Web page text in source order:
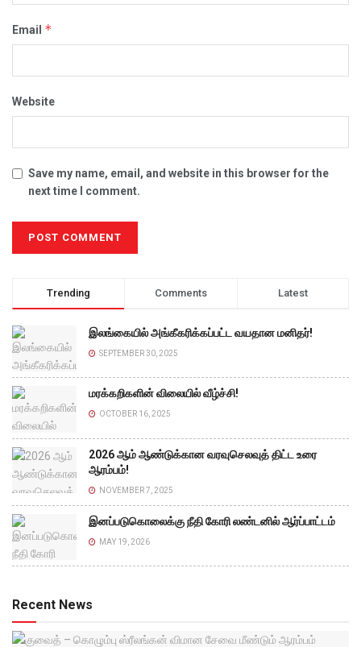
Email *
Website
Save my name, email, and website in this browser for the
next time I comment.
Trending Comments Latest
இலங்கையில் அங்கீகரிக்கப்பட்ட வயதான மனிதர்!
SEPTEMBER 30, 2025
மரக்கறிகளின் விலையில் வீழ்ச்சி!
OCTOBER 16, 2025
2026 ஆம் ஆண்டுக்கான வரவுசெலவுத் திட்ட உரை
ஆரம்பம்!
NOVEMBER 7, 2025
இனப்படுகொலைக்கு நீதி கோரி லண்டனில் ஆர்ப்பாட்டம்
MAY 19, 2026
Recent News